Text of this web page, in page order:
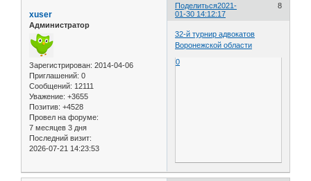
Поделиться 8
2021-
01-30 14:12:17
xuser
Администратор
Зарегистрирован: 2014-04-06
Приглашений: 0
Сообщений: 12111
Уважение: +3655
Позитив: +4528
Провел на форуме:
7 месяцев 3 дня
Последний визит:
2026-07-21 14:23:53
32-й турнир адвокатов
Воронежской области
0